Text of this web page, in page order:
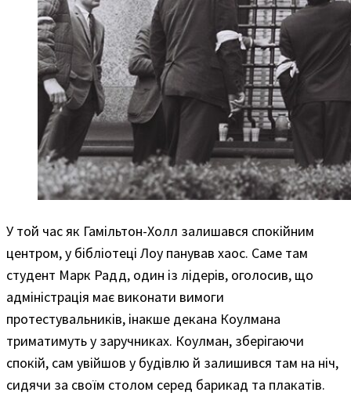
У той час як Гамільтон-Холл залишався спокійним
центром, у бібліотеці Лоу панував хаос. Саме там
студент Марк Радд, один із лідерів, оголосив, що
адміністрація має виконати вимоги
протестувальників, інакше декана Коулмана
триматимуть у заручниках. Коулман, зберігаючи
спокій, сам увійшов у будівлю й залишився там на ніч,
сидячи за своїм столом серед барикад та плакатів.